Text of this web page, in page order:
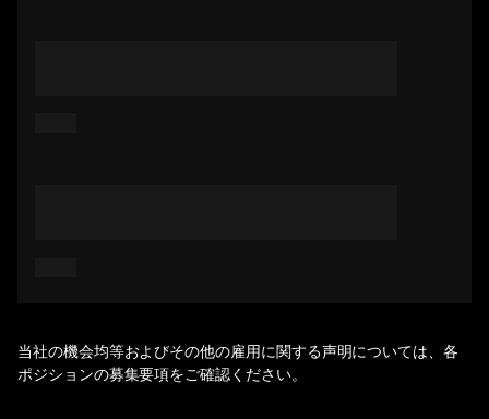
当社の機会均等およびその他の雇用に関する声明については、各
ポジションの募集要項をご確認ください。